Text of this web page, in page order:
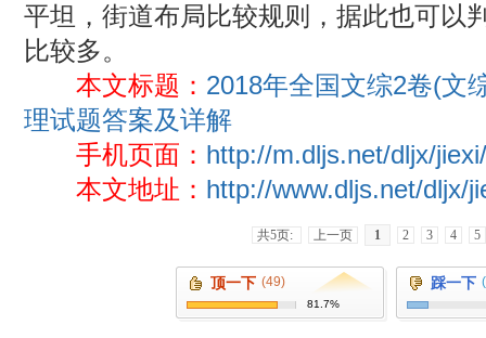
平坦，街道布局比较规则，据此也可以
比较多。
本文标题： 2018年全国文综2卷(文
理试题答案及详解
手机页面： http://m.dljs.net/dljx/
本文地址： http://www.dljs.net/dljx/
共5页: 上一页 1 2 3 4 5
顶一下 (49)
81.7%
踩一下